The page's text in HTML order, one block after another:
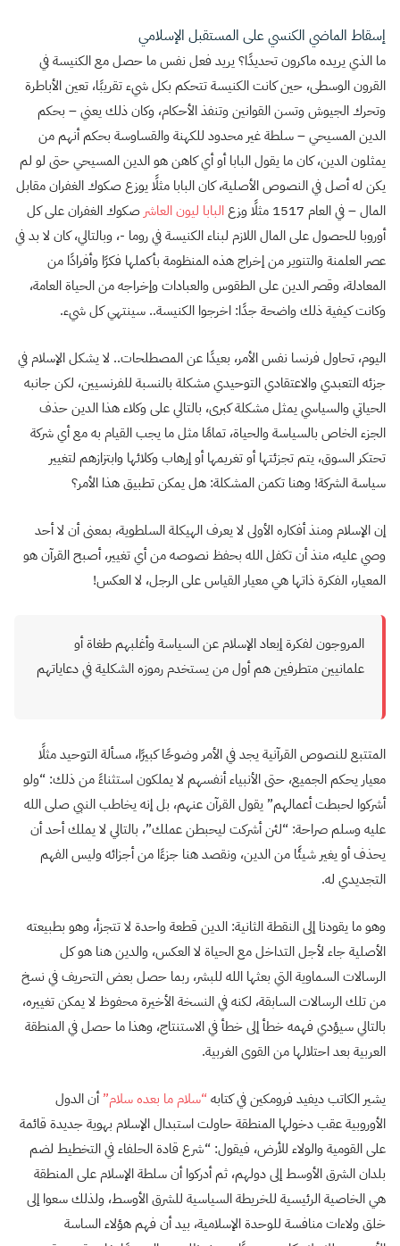
إسقاط الماضي الكنسي على المستقبل الإسلامي
ما الذي يريده ماكرون تحديدًا؟ يريد فعل نفس ما حصل مع الكنيسة في
القرون الوسطى، حين كانت الكنيسة تتحكم بكل شيء تقريبًا، تعين الأباطرة
وتحرك الجيوش وتسن القوانين وتنفذ الأحكام، وكان ذلك يعني – بحكم
الدين المسيحي – سلطة غير محدود للكهنة والقساوسة بحكم أنهم من
يمثلون الدين، كان ما يقول البابا أو أي كاهن هو الدين المسيحي حتى لو لم
يكن له أصل في النصوص الأصلية، كان البابا مثلًا يوزع صكوك الغفران مقابل
المال – في العام 1517 مثلًا وزع
البابا ليون العاشر صكوك الغفران على كل
أوروبا للحصول على المال اللازم لبناء الكنيسة في روما -، وبالتالي، كان لا بد في
عصر العلمنة والتنوير من إخراج هذه المنظومة بأكملها فكرًا وأفرادًا من
المعادلة، وقصر الدين على الطقوس والعبادات وإخراجه من الحياة العامة،
وكانت كيفية ذلك واضحة جدًا: اخرجوا الكنيسة.. سينتهي كل شيء.
اليوم، تحاول فرنسا نفس الأمر، بعيدًا عن المصطلحات.. لا يشكل الإسلام في
جزئه التعبدي والاعتقادي التوحيدي مشكلة بالنسبة للفرنسيين، لكن جانبه
الحياتي والسياسي يمثل مشكلة كبرى، بالتالي على وكلاء هذا الدين حذف
الجزء الخاص بالسياسة والحياة، تمامًا مثل ما يجب القيام به مع أي شركة
تحتكر السوق، يتم تجزئتها أو تغريمها أو إرهاب وكلائها وابتزازهم لتغيير
سياسة الشركة! وهنا تكمن المشكلة: هل يمكن تطبيق هذا الأمر؟
إن الإسلام ومنذ أفكاره الأولى لا يعرف الهيكلة السلطوية، بمعنى أن لا أحد
وصي عليه، منذ أن تكفل الله بحفظ نصوصه من أي تغيير، أصبح القرآن هو
المعيار، الفكرة ذاتها هي معيار القياس على الرجل، لا العكس!
المروجون لفكرة إبعاد الإسلام عن السياسة وأغلبهم طغاة أو
علمانيين متطرفين هم أول من يستخدم رموزه الشكلية في دعاياتهم
المتتبع للنصوص القرآنية يجد في الأمر وضوحًا كبيرًا، مسألة التوحيد مثلًا
معيار يحكم الجميع، حتى الأنبياء أنفسهم لا يملكون استثناءً من ذلك: “ولو
أشركوا لحبطت أعمالهم” يقول القرآن عنهم، بل إنه يخاطب النبي صلى الله
عليه وسلم صراحة: “لئن أشركت ليحبطن عملك”، بالتالي لا يملك أحد أن
يحذف أو يغير شيئًا من الدين، ونقصد هنا جزءًا من أجزائه وليس الفهم
التجديدي له.
وهو ما يقودنا إلى النقطة الثانية: الدين قطعة واحدة لا تتجزأ، وهو بطبيعته
الأصلية جاء لأجل التداخل مع الحياة لا العكس، والدين هنا هو كل
الرسالات السماوية التي بعثها الله للبشر، ربما حصل بعض التحريف في نسخ
من تلك الرسالات السابقة، لكنه في النسخة الأخيرة محفوظ لا يمكن تغييره،
بالتالي سيؤدي فهمه خطأ إلى خطأ في الاستنتاج، وهذا ما حصل في المنطقة
العربية بعد احتلالها من القوى الغربية.
يشير الكاتب ديفيد فرومكين في كتابه“سلام ما بعده سلام”أن الدول
الأوروبية عقب دخولها المنطقة حاولت استبدال الإسلام بهوية جديدة قائمة
على القومية والولاء للأرض، فيقول: “شرع قادة الحلفاء في التخطيط لضم
بلدان الشرق الأوسط إلى دولهم، ثم أدركوا أن سلطة الإسلام على المنطقة
هي الخاصية الرئيسية للخريطة السياسية للشرق الأوسط، ولذلك سعوا إلى
خلق ولاءات منافسة للوحدة الإسلامية، بيد أن فهم هؤلاء الساسة